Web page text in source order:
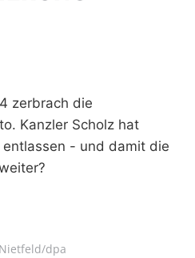
zerbrach die
Kanzler Scholz hat
- und damit die
dpa